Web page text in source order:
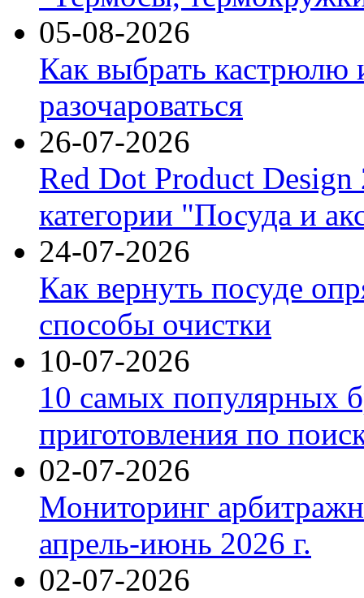
05-08-2026
Как выбрать кастрюлю
разочароваться
26-07-2026
Red Dot Product Design
категории "Посуда и
24-07-2026
Как вернуть посуде
способы очистки
10-07-2026
10 самых популярных
приготовления по
02-07-2026
Мониторинг
апрель-июнь 2026 г.
02-07-2026